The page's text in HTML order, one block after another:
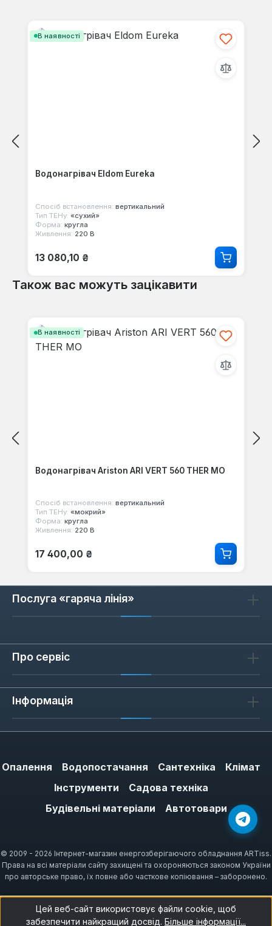
В наявності
Водонагрівач Eldom Eureka
Спосіб встановлення: вертикальний
Тип ТЕНу: «сухий»
Форма: кругла
Живлення: 220 В
Звичайна ціна:
13 080,10 ₴
Також вас можуть зацікавити
В наявності
Водонагрівач Ariston ARI VERT 560 THER MO
Спосіб встановлення: вертикальний
Тип ТЕНу: «мокрий»
Форма: кругла
Живлення: 220 В
Звичайна ціна:
17 400,00 ₴
Послуга «гаряча лінія»
Про сервіс
Інформація
Опалення Водопостачання Сантехніка
Клімат
Інструменти
Садова техніка
Будівельні матеріали
Автотовари
© 2009 - 2026 Інтернет-магазин енергозберігаючого обладнання ARTiss.
Права на всі матеріали сайту захищені та охороняються законом України
про авторське право, їх повне або часткове копіювання – заборонено.
Цей веб-сайт використовує файли cookie, щоб
забезпечити найкращий досвід. Більше інформації...